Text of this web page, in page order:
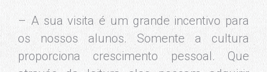
– A sua visita é um grande incentivo para
os nossos alunos. Somente a cultura
proporciona crescimento pessoal. Que